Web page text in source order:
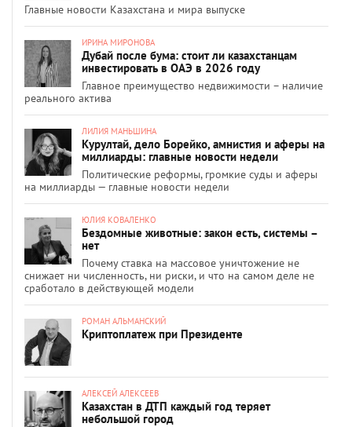
Главные новости Казахстана и мира выпуске
ИРИНА МИРОНОВА
Дубай после бума: стоит ли казахстанцам
инвестировать в ОАЭ в 2026 году
Главное преимущество недвижимости – наличие
реального актива
ЛИЛИЯ МАНЬШИНА
Курултай, дело Борейко, амнистия и аферы на
миллиарды: главные новости недели
Политические реформы, громкие суды и аферы
на миллиарды — главные новости недели
ЮЛИЯ КОВАЛЕНКО
Бездомные животные: закон есть, системы –
нет
Почему ставка на массовое уничтожение не
снижает ни численность, ни риски, и что на самом деле не
сработало в действующей модели
РОМАН АЛЬМАНСКИЙ
Криптоплатеж при Президенте
АЛЕКСЕЙ АЛЕКСЕЕВ
Казахстан в ДТП каждый год теряет
небольшой город